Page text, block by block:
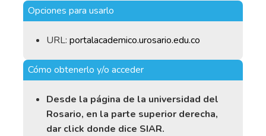
Opciones para usarlo
URL:portalacademico.urosario.edu.co
Cómo obtenerlo y/o acceder
Desde la página de la universidad del
Rosario, en la parte superior derecha,
dar click donde dice SIAR.